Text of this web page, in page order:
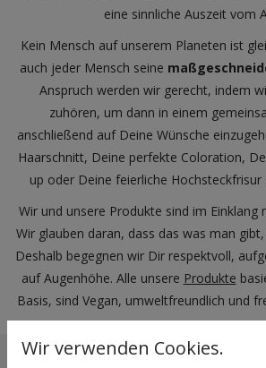
eine sinnliche Auszeit vom
Kein Mensch auf unserem Planeten ist
auch jeder Mensch seine
Anspruch werden wir gerecht, indem
zuhören, um dann in einem
anschließend auf Deine Wünsche
Haarschnitt, Deine perfekte Coloration,
up oder Deine feierliche Hochsteckfrisur
Wir und unsere Produkte sind im Einklang
Wir glauben daran, dass das was man
Deshalb begegnen wir Dir respektvoll,
auf Augenhöhe. Alle unsere Produkte
Basis, sind Vegan, umweltfreundlich und
Wir verwenden Cookies.